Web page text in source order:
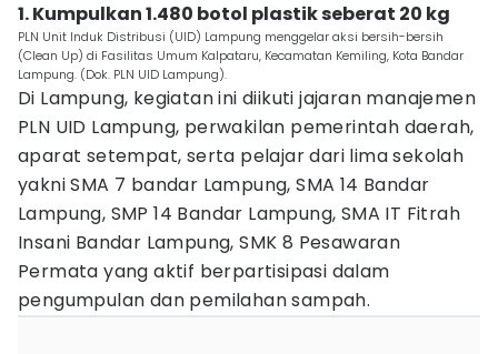
1. Kumpulkan 1.480 botol plastik seberat 20 kg
PLN Unit Induk Distribusi (UID) Lampung menggelar aksi bersih-bersih
(Clean Up) di Fasilitas Umum Kalpataru, Kecamatan Kemiling, Kota Bandar
Lampung. (Dok. PLN UID Lampung).
Di Lampung, kegiatan ini diikuti jajaran manajemen
PLN UID Lampung, perwakilan pemerintah daerah,
aparat setempat, serta pelajar dari lima sekolah
yakni SMA 7 bandar Lampung, SMA 14 Bandar
Lampung, SMP 14 Bandar Lampung, SMA IT Fitrah
Insani Bandar Lampung, SMK 8 Pesawaran
Permata yang aktif berpartisipasi dalam
pengumpulan dan pemilahan sampah.